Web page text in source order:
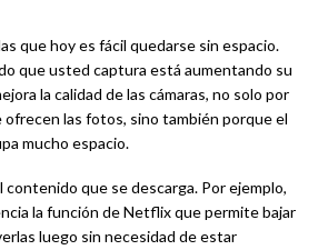
que hoy es fácil quedarse sin espacio.
que usted captura está aumentando su
la calidad de las cámaras, no solo por
ofrecen las fotos, sino también porque el
mucho espacio.
contenido que se descarga. Por ejemplo,
la función de Netflix que permite bajar
luego sin necesidad de estar